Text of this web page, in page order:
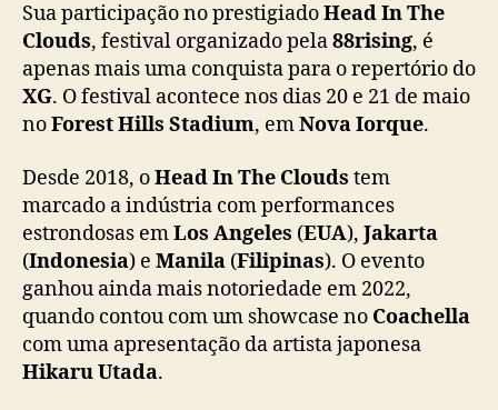
d
I
n
T
h
C
o
u
d
s
”
Sua participação no prestigiadoHead In The
Clouds, festival organizado pela88rising, é
apenas mais uma conquista para o repertório do
XG. O festival acontece nos dias 20 e 21 de maio
noForest Hills Stadium, emNova Iorque.
Desde 2018, oHead In The Clouds tem
marcado a indústria com performances
estrondosas emLos Angeles (EUA), Jakarta
(Indonesia) e Manila (Filipinas). O evento
ganhou ainda mais notoriedade em 2022,
quando contou com um showcase no Coachella
com uma apresentação da artista japonesa
Hikaru Utada.